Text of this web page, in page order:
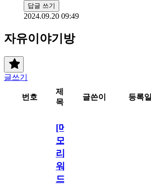
답글 쓰기
2024.09.20 09:49
자유이야기방
글쓰기
번호
제
목
글쓴이 등록일
[메
모
리
워
드